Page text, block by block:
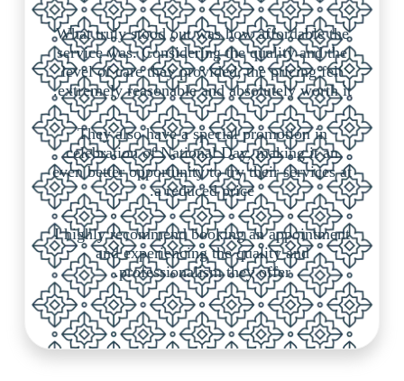
What truly stood out was how affordable the
service was. Considering the quality and the
level of care they provided, the pricing felt
extremely reasonable and absolutely worth it.
They also have a special promotion in
celebration of National Day, making it an
even better opportunity to try their services at
a reduced price.
I highly recommend booking an appointment
and experiencing the quality and
professionalism they offer.